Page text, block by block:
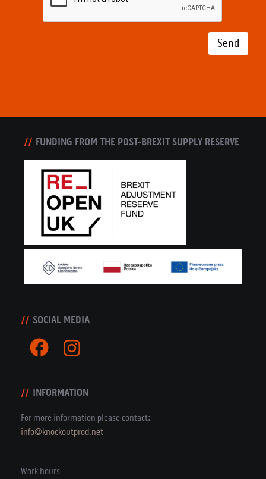
Send
FUNDING FROM THE POST-BREXIT SUPPLY RESERVE
SOCIAL MEDIA
INFORMATION
For more information please contact:
info@knockoutprod.net
Work hours